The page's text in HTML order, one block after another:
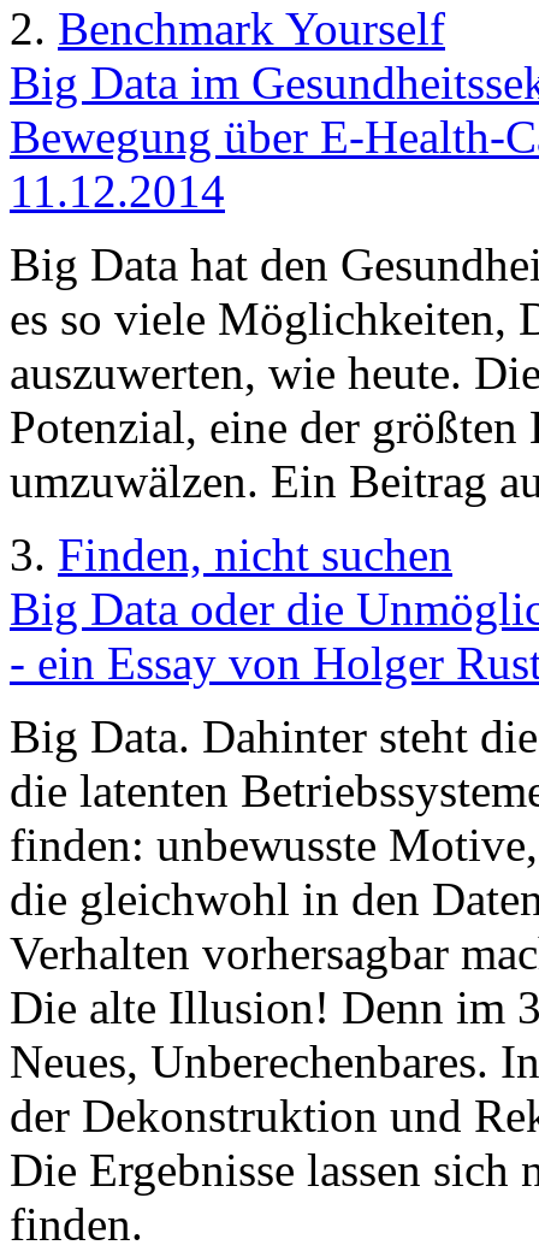
2. Benchmark Yourself
Big Data im
Bewegung über E-Health-
11.12.2014
Big Data hat den
es so viele Möglichkeiten,
auszuwerten, wie heute.
Potenzial, eine der
umzuwälzen. Ein Beitrag
3. Finden, nicht suchen
Big Data oder die
- ein Essay von Holger
Big Data. Dahinter steht
die latenten
finden: unbewusste
die gleichwohl in den
Verhalten vorhersagbar
Die alte Illusion! Denn im
Neues, Unberechenbares.
der Dekonstruktion und
Die Ergebnisse lassen sich
finden.